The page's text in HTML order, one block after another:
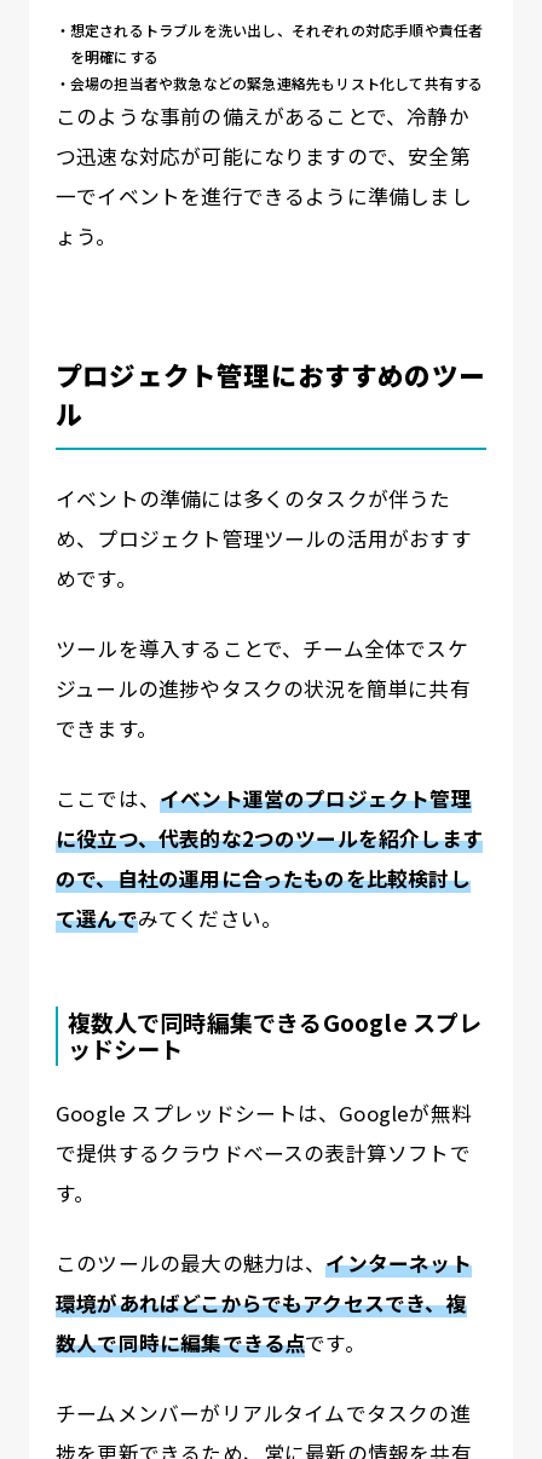
想定されるトラブルを洗い出し、それぞれの対応手順や責任者
を明確にする
会場の担当者や救急などの緊急連絡先もリスト化して共有する
このような事前の備えがあることで、冷静か
つ迅速な対応が可能になりますので、安全第
一でイベントを進行できるように準備しまし
ょう。
プロジェクト管理におすすめのツー
ル
イベントの準備には多くのタスクが伴うた
め、プロジェクト管理ツールの活用がおすす
めです。
ツールを導入することで、チーム全体でスケ
ジュールの進捗やタスクの状況を簡単に共有
できます。
ここでは、 イベント運営のプロジェクト管理
に役立つ、代表的な2つのツールを紹介します
ので、自社の運用に合ったものを比較検討し
て選んでみてください。
複数人で同時編集できるGoogle スプレ
ッドシート
Google スプレッドシートは、Googleが無料
で提供するクラウドベースの表計算ソフトで
す。
このツールの最大の魅力は、インターネット
環境があればどこからでもアクセスでき、複
数人で同時に編集できる点です。
チームメンバーがリアルタイムでタスクの進
捗を更新できるため、常に最新の情報を共有